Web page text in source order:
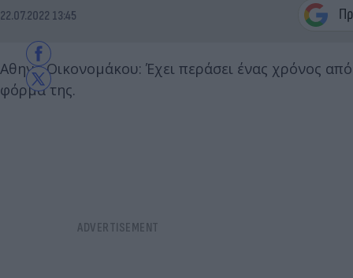
22.07.2022 13:45
Αθηνά Οικονομάκου: Έχει περάσει ένας χρόνος
φόρμα της.